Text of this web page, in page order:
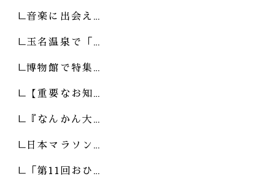
音楽に出会え…
玉名温泉で「…
博物館で特集…
【重要なお知…
『なんかん大…
日本マラソン…
「第11回おひ…